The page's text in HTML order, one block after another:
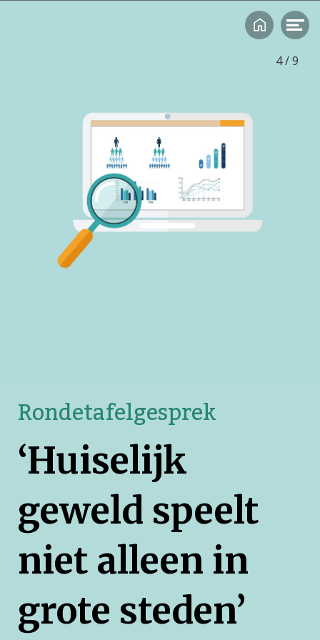
basis waardoor de leerlingen zich toch
Lees verder
‘Een kind dat niet meedoet, dwingen
we niet om zijn werk af
te maken’
Selena (12) uit groep 8. ‘We knuffelen even en ik vertel
haar waarom ik verdrietig ben. Samen zoeken we dan
een oplossing. Op andere scholen krijg je weleens straf
Rondetafelgesprek
‘Huiselijk
geweld speelt
niet alleen in
grote steden’
4/9